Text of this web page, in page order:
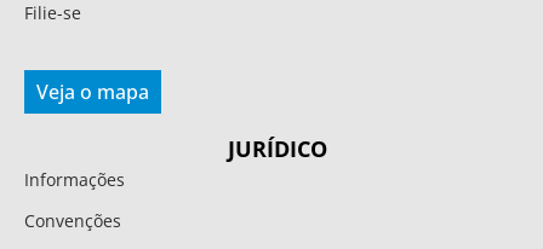
Filie-se
Veja o mapa
JURÍDICO
Informações
Convenções